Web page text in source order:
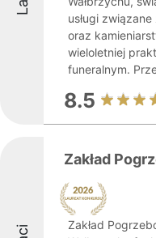
usługi
oraz
wieloletniej
funeralnym.
8.5
Zakład
Zakład